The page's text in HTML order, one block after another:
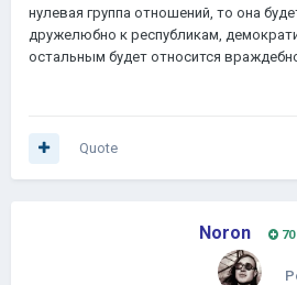
нулевая группа отношений, то она
дружелюбно к республикам,
остальным будет относится
Quote
Noron 70